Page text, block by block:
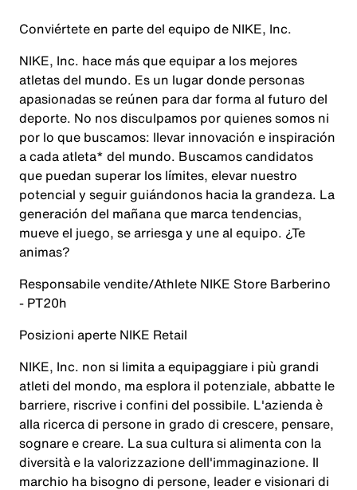
Conviértete en parte del equipo de NIKE, Inc.
NIKE, Inc. hace más que equipar a los mejores
atletas del mundo. Es un lugar donde personas
apasionadas se reúnen para dar forma al futuro del
deporte. No nos disculpamos por quienes somos ni
por lo que buscamos: llevar innovación e inspiración
a cada atleta* del mundo. Buscamos candidatos
que puedan superar los límites, elevar nuestro
potencial y seguir guiándonos hacia la grandeza. La
generación del mañana que marca tendencias,
mueve el juego, se arriesga y une al equipo. ¿Te
animas?
Responsabile vendite/Athlete NIKE Store Barberino
- PT20h
Posizioni aperte NIKE Retail
NIKE, Inc. non si limita a equipaggiare i più grandi
atleti del mondo, ma esplora il potenziale, abbatte le
barriere, riscrive i confini del possibile. L'azienda è
alla ricerca di persone in grado di crescere, pensare,
sognare e creare. La sua cultura si alimenta con la
diversità e la valorizzazione dell'immaginazione. Il
marchio ha bisogno di persone, leader e visionari di